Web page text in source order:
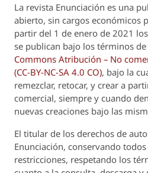
La revista Enunciación es una
abierto, sin cargos económicos
partir del 1 de enero de 2021
se publican bajo los términos de
Commons Atribución – No
(CC-BY-NC-SA 4.0 CO), bajo la
remezclar, retocar, y crear a
comercial, siempre y cuando
nuevas creaciones bajo las
El titular de los derechos de
Enunciación, conservando
restricciones, respetando los